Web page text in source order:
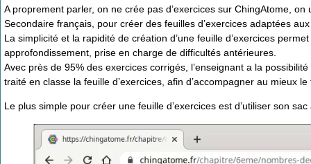
A proprement parler, on ne crée pas d’exercices sur ChingAtome,
Secondaire français, pour créer des feuilles d’exercices adaptées
La simplicité et la rapidité de création d’une feuille d’exercices
approfondissement, prise en charge de difficultés antérieures.
Avec près de 95% des exercices corrigés, l’enseignant a la
traité en classe la feuille d’exercices, afin d’accompagner au mieux
Le plus simple pour créer une feuille d’exercices est d’utiliser son sac